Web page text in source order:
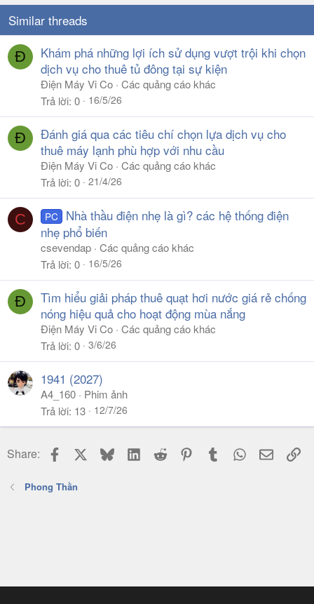
Similar threads
Đ
Khám phá những lợi ích sử dụng vượt trội khi chọn
dịch vụ cho thuê tủ đông tại sự kiện
Điện Máy Vi Co Các quảng cáo khác
Trả lời 0 16/5/26
Đ
Đánh giá qua các tiêu chí chọn lựa dịch vụ cho
thuê máy lạnh phù hợp với nhu cầu
Điện Máy Vi Co Các quảng cáo khác
Trả lời 0 21/4/26
C PC
Nhà thầu điện nhẹ là gì? các hệ thống điện
nhẹ phổ biến
csevendap Các quảng cáo khác
Trả lời 0 16/5/26
Đ
Tìm hiểu giải pháp thuê quạt hơi nước giá rẻ chống
nóng hiệu quả cho hoạt động mùa nắng
Điện Máy Vi Co Các quảng cáo khác
Trả lời 0 3/6/26
1941 (2027)
A4_160
Phim ảnh
Trả lời 13 12/7/26
Share: Facebook BlueskyLinkedIn
Reddit PinterestTumblr WhatsApp
Email
Phong Thần